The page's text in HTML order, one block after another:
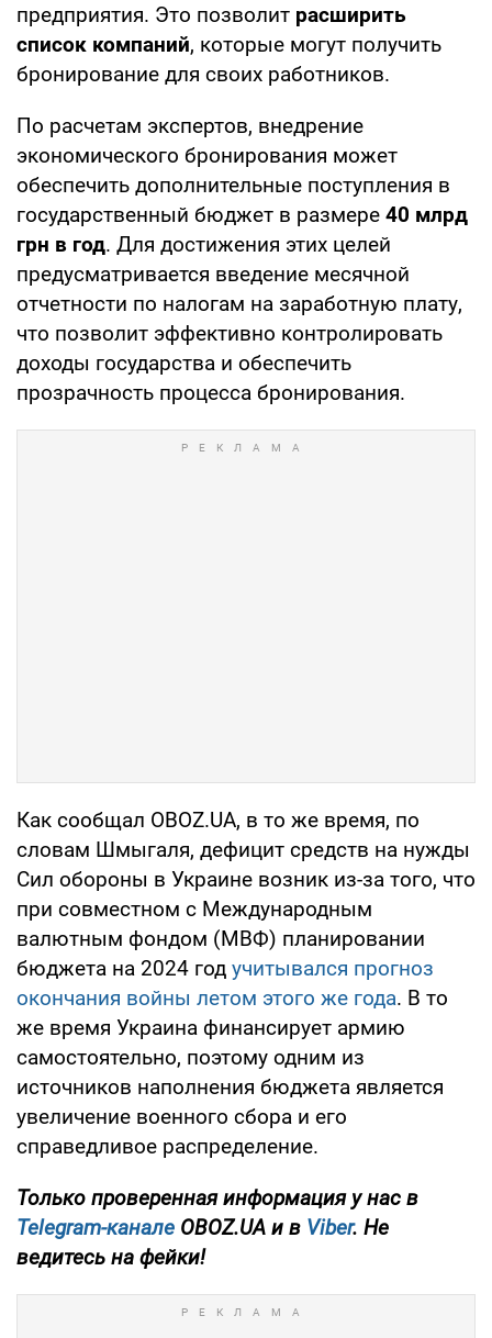
предприятия. Это позволит расширить
список компаний, которые могут получить
бронирование для своих работников.
По расчетам экспертов, внедрение
экономического бронирования может
обеспечить дополнительные поступления в
государственный бюджет в размере 40 млрд
грн в год. Для достижения этих целей
предусматривается введение месячной
отчетности по налогам на заработную плату,
что позволит эффективно контролировать
доходы государства и обеспечить
прозрачность процесса бронирования.
Как сообщал OBOZ.UA, в то же время, по
словам Шмыгаля, дефицит средств на нужды
Сил обороны в Украине возник из-за того, что
при совместном с Международным
валютным фондом (МВФ) планировании
бюджета на 2024 год учитывался прогноз
окончания войны летом этого же года. В то
же время Украина финансирует армию
самостоятельно, поэтому одним из
источников наполнения бюджета является
увеличение военного сбора и его
справедливое распределение.
Только проверенная информация у нас в
Telegram-канале OBOZ.UA и в Viber. Не
ведитесь на фейки!